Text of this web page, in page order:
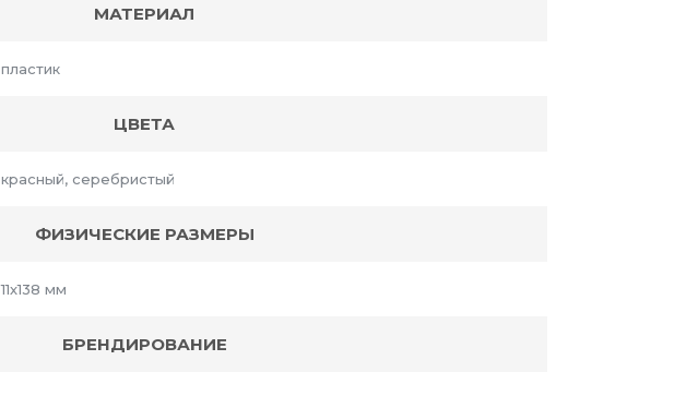
МАТЕРИАЛ
пластик
ЦВЕТА
красный, серебристый
ФИЗИЧЕСКИЕ РАЗМЕРЫ
11х138 мм
БРЕНДИРОВАНИЕ